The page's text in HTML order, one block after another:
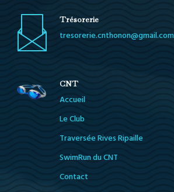
Trésorerie
tresorerie.cnthonon@gmail.com
CNT
Accueil
Le Club
Traversée Rives Ripaille
SwimRun du CNT
Contact